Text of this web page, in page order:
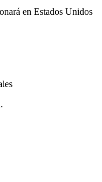
en Estados Unidos